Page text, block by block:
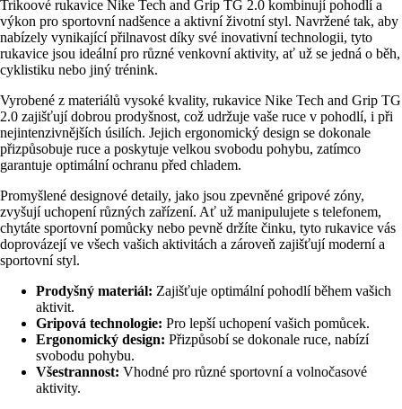
Trikoové rukavice Nike Tech and Grip TG 2.0 kombinují pohodlí a
výkon pro sportovní nadšence a aktivní životní styl. Navržené tak, aby
nabízely vynikající přilnavost díky své inovativní technologii, tyto
rukavice jsou ideální pro různé venkovní aktivity, ať už se jedná o běh,
cyklistiku nebo jiný trénink.
Vyrobené z materiálů vysoké kvality, rukavice Nike Tech and Grip TG
2.0 zajišťují dobrou prodyšnost, což udržuje vaše ruce v pohodlí, i při
nejintenzivnějších úsilích. Jejich ergonomický design se dokonale
přizpůsobuje ruce a poskytuje velkou svobodu pohybu, zatímco
garantuje optimální ochranu před chladem.
Promyšlené designové detaily, jako jsou zpevněné gripové zóny,
zvyšují uchopení různých zařízení. Ať už manipulujete s telefonem,
chytáte sportovní pomůcky nebo pevně držíte činku, tyto rukavice vás
doprovázejí ve všech vašich aktivitách a zároveň zajišťují moderní a
sportovní styl.
Prodyšný materiál: Zajišťuje optimální pohodlí během vašich
aktivit.
Gripová technologie: Pro lepší uchopení vašich pomůcek.
Ergonomický design: Přizpůsobí se dokonale ruce, nabízí
svobodu pohybu.
Všestrannost: Vhodné pro různé sportovní a volnočasové
aktivity.